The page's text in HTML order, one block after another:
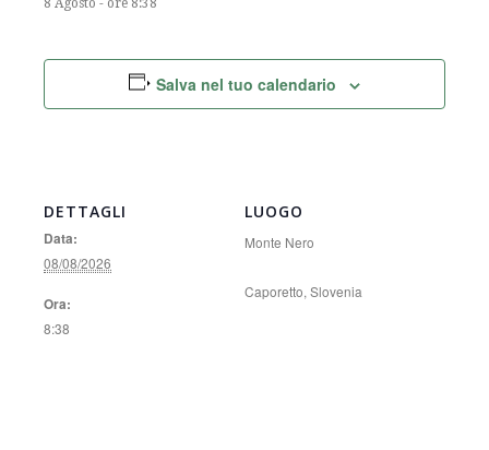
8 Agosto - ore 8:38
Salva nel tuo calendario
DETTAGLI
Data:
08/08/2026
Ora:
8:38
LUOGO
Monte Nero
Caporetto, Slovenia